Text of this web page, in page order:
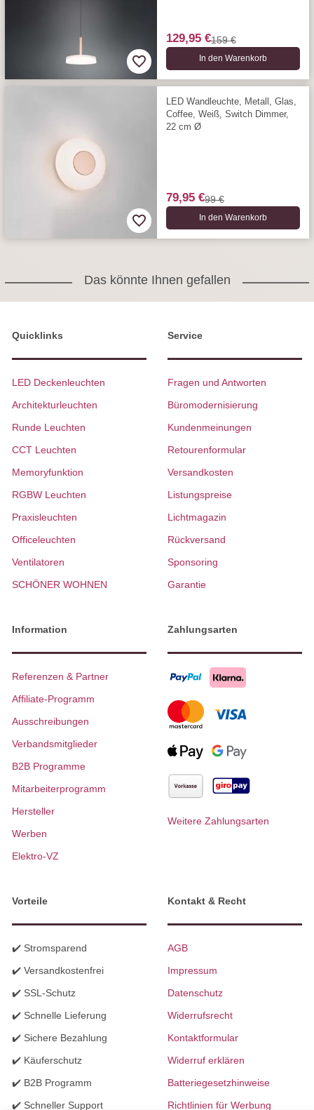
129,95 €159 €
In den Warenkorb
LED Wandleuchte, Metall, Glas,
Coffee, Weiß, Switch Dimmer,
22 cm Ø
79,95 €99 €
In den Warenkorb
Das könnte Ihnen gefallen
Quicklinks
LED Deckenleuchten
Architekturleuchten
Runde Leuchten
CCT Leuchten
Memoryfunktion
RGBW Leuchten
Praxisleuchten
Officeleuchten
Ventilatoren
SCHÖNER WOHNEN
Service
Fragen und Antworten
Büromodernisierung
Kundenmeinungen
Retourenformular
Versandkosten
Listungspreise
Lichtmagazin
Rückversand
Sponsoring
Garantie
Information
Referenzen & Partner
Affiliate-Programm
Ausschreibungen
Verbandsmitglieder
B2B Programme
Mitarbeiterprogramm
Hersteller
Werben
Elektro-VZ
Zahlungsarten
Weitere Zahlungsarten
Vorteile
✔️ Stromsparend
✔️ Versandkostenfrei
✔️ SSL-Schutz
✔️ Schnelle Lieferung
✔️ Sichere Bezahlung
✔️ Käuferschutz
✔️ B2B Programm
✔️ Schneller Support
Kontakt & Recht
AGB
Impressum
Datenschutz
Widerrufsrecht
Kontaktformular
Widerruf erklären
Batteriegesetzhinweise
Richtlinien für Werbung